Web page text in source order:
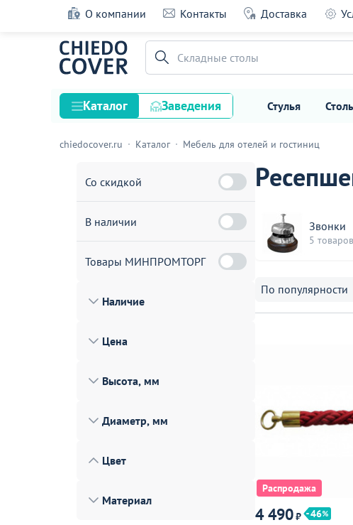
О компании Контакты Доставка
Складные столы
Каталог Заведения Стулья
Стулья
Столешницы
Диваны
Мебель для хранения
Освещение
chiedocover.ru Каталог Мебель для отелей и гостиниц
Звонки
5 товаров
По популярности
Распродажа
4 490₽
46
Со скидкой
В наличии
Товары МИНПРОМТОРГ
Наличие
Цена
Высота, мм
Диаметр, мм
Цвет
Материал